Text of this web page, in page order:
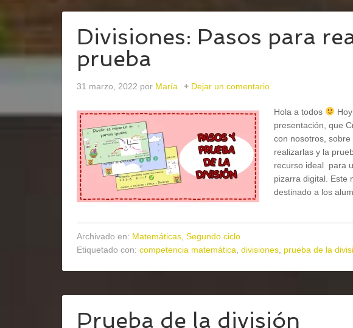
Divisiones: Pasos para
prueba
31 marzo, 2022 por María Dejar un comentario
Hola a todos
presentación, que
con nosotros,
realizarlas y la
recurso ideal para
pizarra digital. Este
destinado a los
Archivado en: Matemáticas Segundo ciclo
Etiquetado con: competencia matemática divisiones prueba de la
Prueba de la división